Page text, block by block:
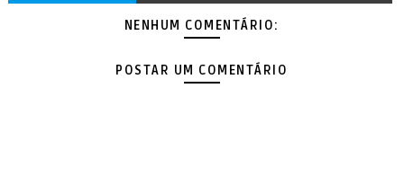
NENHUM COMENTÁRIO:
POSTAR UM COMENTÁRIO